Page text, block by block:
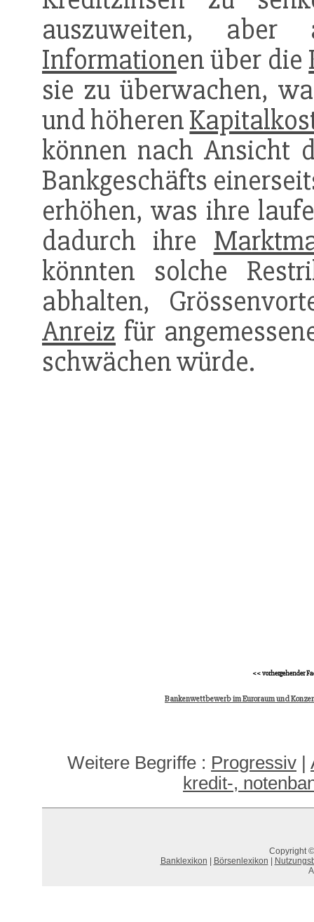
auszuweiten,
Informationen über die
sie zu überwachen,
und höheren
können nach Ansicht
Bankgeschäfts
erhöhen, was ihre
dadurch ihre
könnten solche
abhalten,
Anreiz für
schwächen würde.
<< vorhergehender
Bankenwettbewerb im Euroraum und
Weitere Begriffe : Progressiv
kredit-,
Copyright
Banklexikon
Börsenlexikon